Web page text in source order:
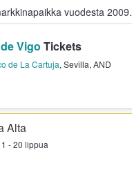
vuodesta 2009.
ja myyvät lippuja
Vigo Tickets
de La Cartuja, Sevilla, AND
Alta
1 - 20 lippua